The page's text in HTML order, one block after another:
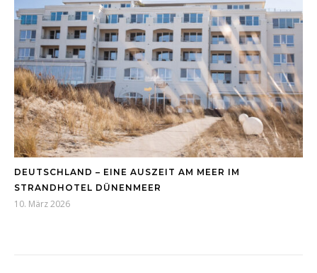
DEUTSCHLAND – EINE AUSZEIT AM MEER IM
STRANDHOTEL DÜNENMEER
10. März 2026